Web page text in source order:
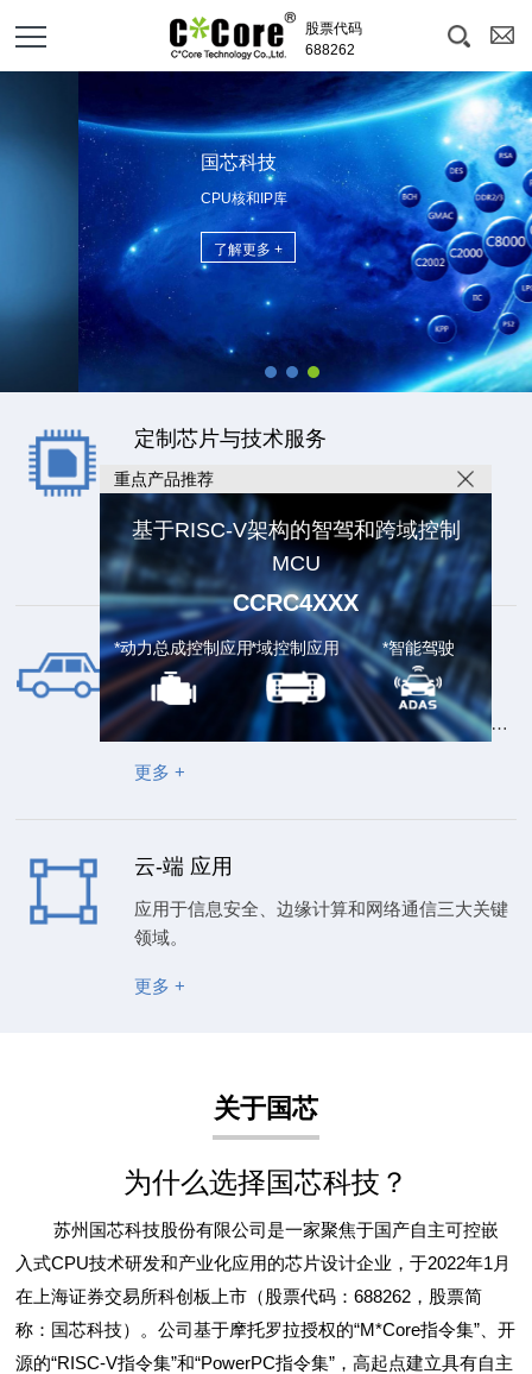
股票代码
688262
CPU核和IP库
了解更多 +
定制芯片与技术服务
IP产品
SoC平台
汽车电子应用
广泛应用于BCM、Gateway、VCU、ESC、
ABS、安全气囊、域控制器、发动机控制器等领
更多 +
云-端 应用
应用于信息安全、边缘计算和网络通信三大关键
领域。
更多 +
关于国芯
为什么选择国芯科技？
苏州国芯科技股份有限公司是一家聚焦于国产自主可控嵌
入式CPU技术研发和产业化应用的芯片设计企业，于2022年1月
在上海证券交易所科创板上市（股票代码：688262，股票简
称：国芯科技）。公司基于摩托罗拉授权的“M*Core指令集”、开
源的“RISC-V指令集”和“PowerPC指令集”，高起点建立具有自主
重点产品推荐
基于RISC-V架构的智驾和跨域控制
MCU
CCRC4XXX
*动力总成控制应用 *域控制应用 *智能驾驶